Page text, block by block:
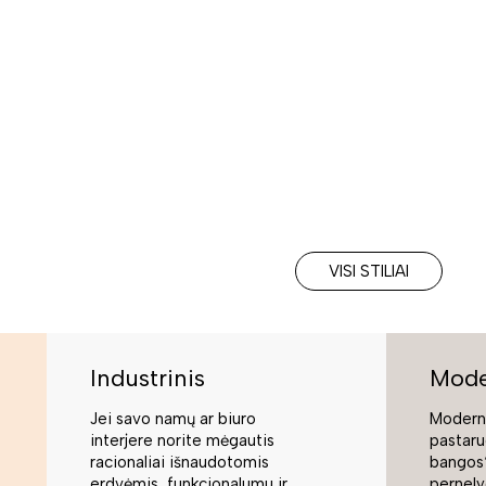
VISI STILIAI
Industrinis
Jei savo namų ar biuro
interjere norite mėgautis
racionaliai išnaudotomis